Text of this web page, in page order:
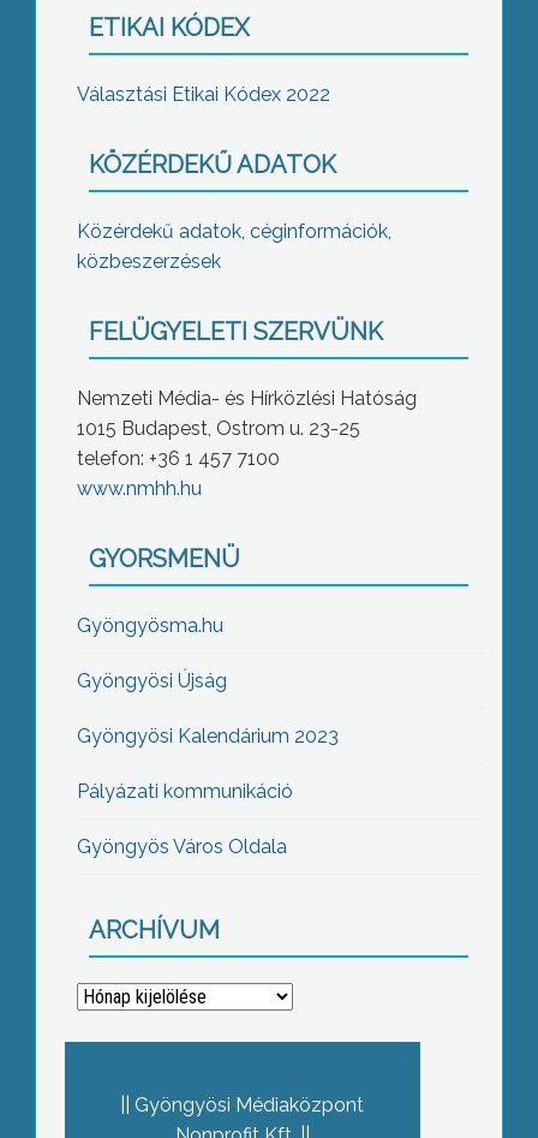
ETIKAI KÓDEX
Választási Etikai Kódex 2022
KÖZÉRDEKŰ ADATOK
Közérdekű adatok, céginformációk,
közbeszerzések
FELÜGYELETI SZERVÜNK
Nemzeti Média- és Hírközlési Hatóság
1015 Budapest, Ostrom u. 23-25
telefon: +36 1 457 7100
www.nmhh.hu
GYORSMENÜ
Gyöngyösma.hu
Gyöngyösi Újság
Gyöngyösi Kalendárium 2023
Pályázati kommunikáció
Gyöngyös Város Oldala
ARCHÍVUM
Archívum
Gyöngyösi Médiaközpont